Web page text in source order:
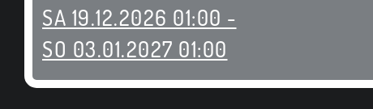
SA 19.12.2026 01:00 -
SO 03.01.2027 01:00